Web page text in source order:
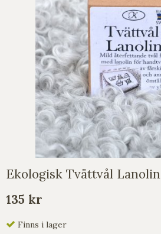
Ekologisk Tvättvål Lanolin
135 kr
Finns i lager